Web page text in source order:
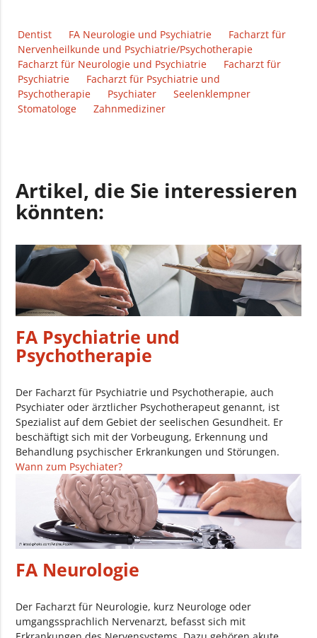
Dentist FA Neurologie und Psychiatrie
Facharzt für
Nervenheilkunde und Psychiatrie/Psychotherapie
Facharzt für Neurologie und Psychiatrie
Facharzt für
Psychiatrie
Facharzt für Psychiatrie und
Psychotherapie
Psychiater
Seelenklempner
Stomatologe
Zahnmediziner
Artikel, die Sie interessieren
könnten:
FA Psychiatrie und
Psychotherapie
Der Facharzt für Psychiatrie und Psychotherapie, auch
Psychiater oder ärztlicher Psychotherapeut genannt, ist
Spezialist auf dem Gebiet der seelischen Gesundheit. Er
beschäftigt sich mit der Vorbeugung, Erkennung und
Behandlung psychischer Erkrankungen und Störungen.
Wann zum Psychiater?
FA Neurologie
Der Facharzt für Neurologie, kurz Neurologe oder
umgangssprachlich Nervenarzt, befasst sich mit